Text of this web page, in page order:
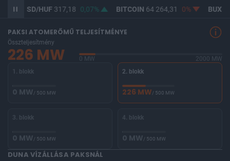
USD/HUF317,18 0,07% BITCOIN 64 264,31 0% BUX
PAKSI ATOMERŐMŰ TELJESÍTMÉNYE
Összteljesítmény
226 MW 0 MW
2000 MW
1. blokk
0 MW/ 500 MW
2. blokk
226 MW/ 500 MW
3. blokk
0 MW/ 500 MW
4. blokk
0 MW/ 500 MW
DUNA VÍZÁLLÁSA PAKSNÁL